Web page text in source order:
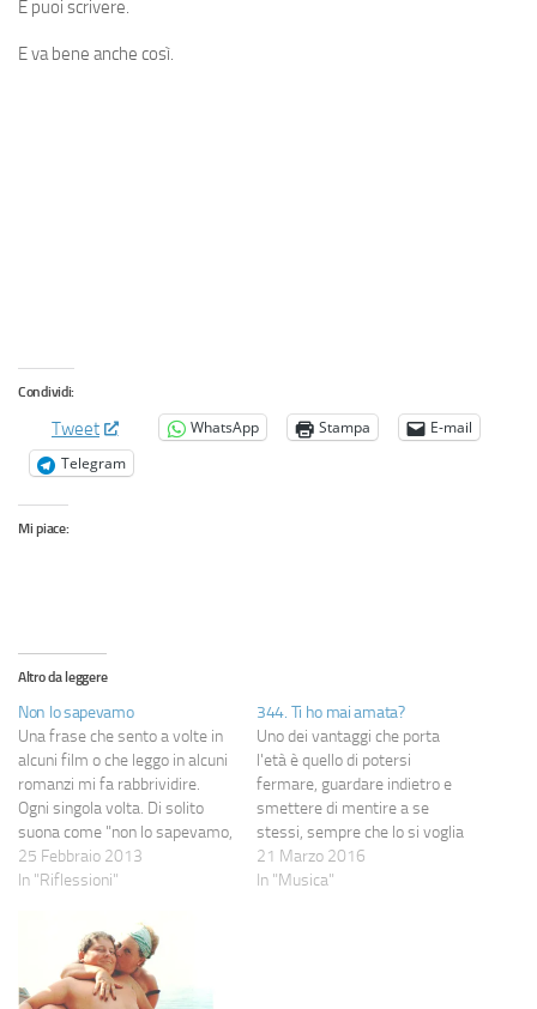
E puoi scrivere.
E va bene anche così.
Condividi:
Tweet WhatsApp Stampa
E-mail
Telegram
Mi piace:
Altro da leggere
Non lo sapevamo
Una frase che sento a volte in
alcuni film o che leggo in alcuni
romanzi mi fa rabbrividire.
Ogni singola volta. Di solito
suona come "non lo sapevamo,
ma quella sarebbe stata
l'ultima volta che...", seguita da
fatto l'amore, che ci saremmo
visti, che avremmo parlato,…
25 Febbraio 2013
In "Riflessioni"
344. Ti ho mai amata?
Uno dei vantaggi che porta
l'età è quello di potersi
fermare, guardare indietro e
smettere di mentire a se
stessi, sempre che lo si voglia
fare. A quel punto si
abbassano le maschere, si
21 Marzo 2016
In "Musica"